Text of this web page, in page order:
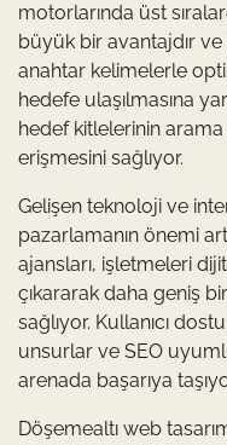
motorlarında üst
büyük bir avantajdır
anahtar kelimelerle
hedefe ulaşılmasına
hedef kitlelerinin
erişmesini sağlıyor.
Gelişen teknoloji ve
pazarlamanın önemi
ajansları, işletmeleri
çıkararak daha geniş
sağlıyor. Kullanıcı
unsurlar ve SEO
arenada başarıya
Döşemealtı web